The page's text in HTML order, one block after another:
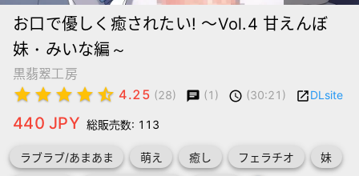
お口で優しく癒されたい! ～Vol.4 甘えんぼ
妹・みいな編～
黒翡翠工房
star star star star star_half 4.25 (28) chat (1) schedule (30:21) launchDLsite
440 JPY 総販売数: 113
ラブラブ/あまあま 萌え 癒し フェラチオ 妹